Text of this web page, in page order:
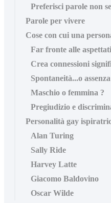
Preferisci parole non
Parole per vivere
Cose con cui una
Far fronte alle
Crea connessioni
Spontaneità...o
Maschio o femmina ?
Pregiudizio e
Personalità gay
Alan Turing
Sally Ride
Harvey Latte
Giacomo Baldovino
Oscar Wilde